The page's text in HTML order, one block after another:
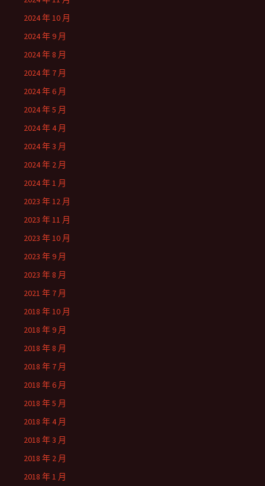
2024 年 10 月
2024 年 9 月
2024 年 8 月
2024 年 7 月
2024 年 6 月
2024 年 5 月
2024 年 4 月
2024 年 3 月
2024 年 2 月
2024 年 1 月
2023 年 12 月
2023 年 11 月
2023 年 10 月
2023 年 9 月
2023 年 8 月
2021 年 7 月
2018 年 10 月
2018 年 9 月
2018 年 8 月
2018 年 7 月
2018 年 6 月
2018 年 5 月
2018 年 4 月
2018 年 3 月
2018 年 2 月
2018 年 1 月